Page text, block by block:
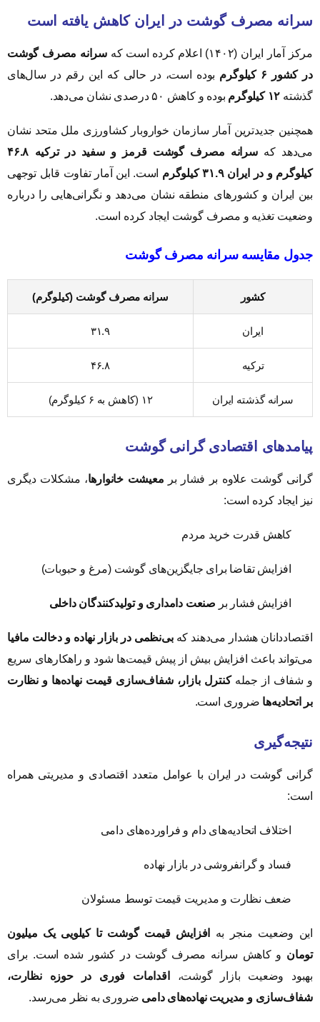
سرانه مصرف گوشت در ایران کاهش یافته است
مرکز آمار ایران (۱۴۰۲) اعلام کرده است که
سرانه مصرف گوشت
در کشور ۶ کیلوگرم
بوده است، در حالی که این رقم در سال‌های
گذشته ۱۲ کیلوگرم بوده و کاهش ۵۰ درصدی نشان می‌دهد.
همچنین جدیدترین آمار سازمان خواروبار کشاورزی ملل متحد نشان
می‌دهد که
سرانه مصرف گوشت قرمز و سفید در ترکیه ۴۶.۸
کیلوگرم و در ایران ۳۱.۹ کیلوگرم
است. این آمار تفاوت قابل توجهی
بین ایران و کشورهای منطقه نشان می‌دهد و نگرانی‌هایی را درباره
وضعیت تغذیه و مصرف گوشت ایجاد کرده است.
جدول مقایسه سرانه مصرف گوشت
کشور سرانه مصرف گوشت (کیلوگرم)
ایران ۳۱.۹
ترکیه ۴۶.۸
سرانه گذشته ایران ۱۲ (کاهش به ۶ کیلوگرم)
پیامدهای اقتصادی گرانی گوشت
گرانی گوشت علاوه بر فشار بر معیشت خانوارها، مشکلات دیگری
نیز ایجاد کرده است:
کاهش قدرت خرید مردم
افزایش تقاضا برای جایگزین‌های گوشت (مرغ و حبوبات)
افزایش فشار بر صنعت دامداری و تولیدکنندگان داخلی
اقتصاددانان هشدار می‌دهند کهبی‌نظمی در بازار نهاده و دخالت مافیا
می‌تواند باعث افزایش بیش از پیش قیمت‌ها شود و راهکارهای سریع
و شفاف از جملهکنترل بازار، شفاف‌سازی قیمت نهاده‌ها و نظارت
بر اتحادیه‌ها ضروری است.
نتیجه‌گیری
گرانی گوشت در ایران با عوامل متعدد اقتصادی و مدیریتی همراه
است:
اختلاف اتحادیه‌های دام و فراورده‌های دامی
فساد و گرانفروشی در بازار نهاده
ضعف نظارت و مدیریت قیمت توسط مسئولان
این وضعیت منجر به
افزایش قیمت گوشت تا کیلویی یک میلیون
تومان و کاهش سرانه مصرف گوشت در کشور شده است. برای
بهبود وضعیت بازار گوشت،
اقدامات فوری در حوزه نظارت،
شفاف‌سازی و مدیریت نهاده‌های دامی ضروری به نظر می‌رسد.